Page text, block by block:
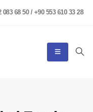
083 68 50 / +90 553 610 33 28